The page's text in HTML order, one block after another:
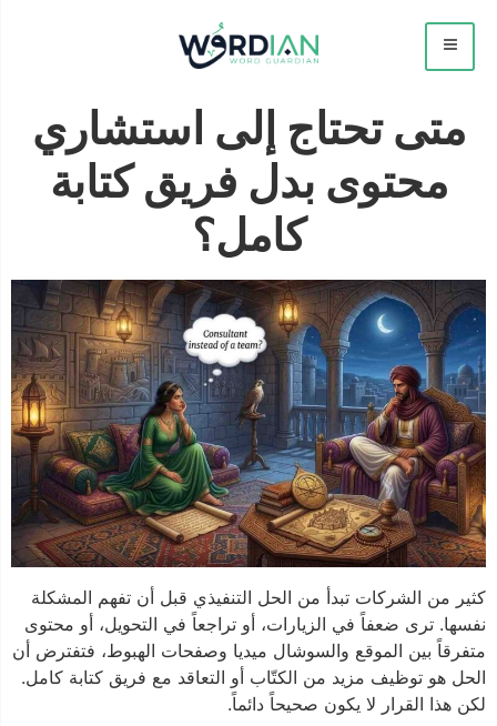
متى تحتاج إلى استشاري
محتوى بدل فريق كتابة
كامل؟
كثير من الشركات تبدأ من الحل التنفيذي قبل أن تفهم المشكلة
نفسها. ترى ضعفاً في الزيارات، أو تراجعاً في التحويل، أو محتوى
متفرقاً بين الموقع والسوشال ميديا وصفحات الهبوط، فتفترض أن
الحل هو توظيف مزيد من الكتّاب أو التعاقد مع فريق كتابة كامل.
لكن هذا القرار لا يكون صحيحاً دائماً.